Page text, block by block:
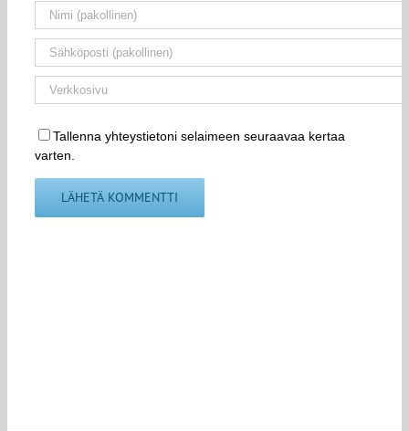
Tallenna yhteystietoni selaimeen seuraavaa kertaa
varten.